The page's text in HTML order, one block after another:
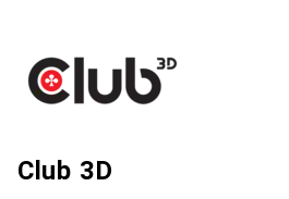
Club 3D